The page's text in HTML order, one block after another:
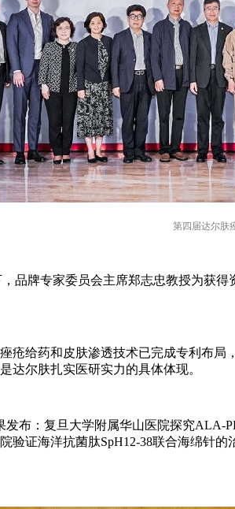
第四届达尔肤
品牌专家委员会主席郑志忠教授为
给药和皮肤渗透技术已完成专利布局
达尔肤扎实医研实力的具体体现。
发布：复旦大学附属华山医院探究
验证海洋抗菌肽SpH12-38联合海绵针